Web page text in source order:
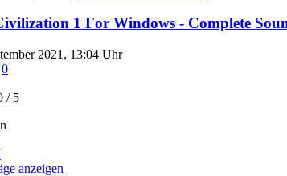
1 For Windows - Complete
2021, 13:04 Uhr
0
/ 5
anzeigen